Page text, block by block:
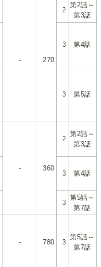
- 270
2
第2話～
第3話
3 第4話
3 第5話
- 360
2
第2話～
第3話
3 第4話
3
第5話～
第7話
- 780 3
第5話～
第7話